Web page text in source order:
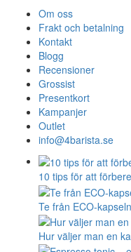
Om oss
Frakt och betalning
Kontakt
Blogg
Recensioner
Grossist
Presentkort
Kampanjer
Outlet
info@4barista.se
10 tips för att
Te från ECO-
Hur väljer man en